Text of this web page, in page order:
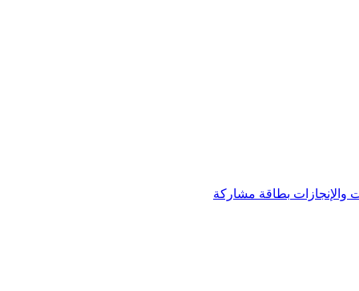
والإنجازات بطاقة مشاركة